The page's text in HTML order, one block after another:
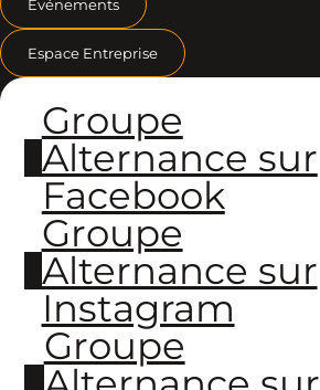
Événements
Espace Entreprise
Groupe
Alternance sur
Facebook
Groupe
Alternance sur
Instagram
Groupe